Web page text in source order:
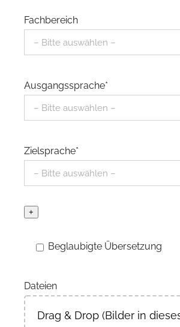
Fachbereich
Ausgangssprache*
Zielsprache*
+
Beglaubigte Übersetzung
Dateien
Drag & Drop (Bilder in